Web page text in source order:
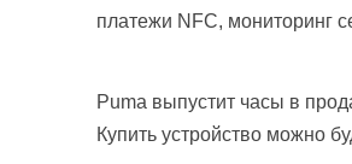
платежи NFC, мониторинг
Puma выпустит часы в
Купить устройство можно